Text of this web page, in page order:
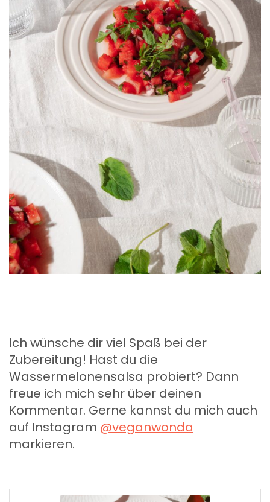
Ich wünsche dir viel Spaß bei der
Zubereitung! Hast du die
Wassermelonensalsa probiert? Dann
freue ich mich sehr über deinen
Kommentar. Gerne kannst du mich auch
auf Instagram @veganwonda
markieren.